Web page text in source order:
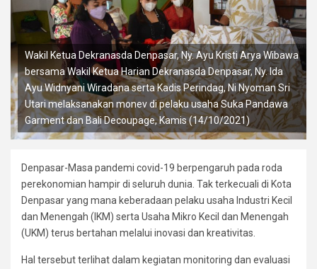
Wakil Ketua Dekranasda Denpasar, Ny. Ayu Kristi Arya Wibawa
bersama Wakil Ketua Harian Dekranasda Denpasar, Ny. Ida
Ayu Widnyani Wiradana serta Kadis Perindag, Ni Nyoman Sri
Utari melaksanakan monev di pelaku usaha Suka Pandawa
Garment dan Bali Decoupage, Kamis (14/10/2021)
Denpasar-Masa pandemi covid-19 berpengaruh pada roda
perekonomian hampir di seluruh dunia. Tak terkecuali di Kota
Denpasar yang mana keberadaan pelaku usaha Industri Kecil
dan Menengah (IKM) serta Usaha Mikro Kecil dan Menengah
(UKM) terus bertahan melalui inovasi dan kreativitas.
Hal tersebut terlihat dalam kegiatan monitoring dan evaluasi